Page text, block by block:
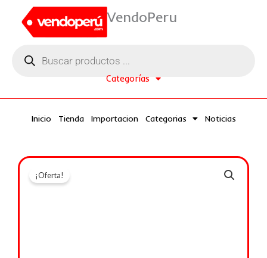
contenido
VendoPeru
productos
Categorías
Inicio Tienda Importacion Categorias Noticias
¡Oferta!